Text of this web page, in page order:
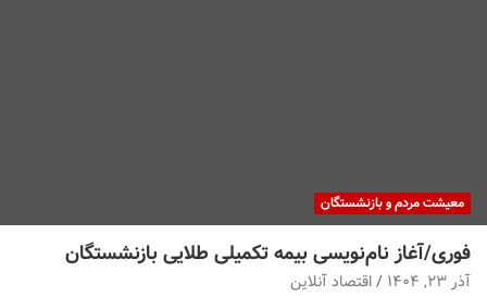
معیشت مردم و بازنشستگان
فوری/آغاز نام‌نویسی بیمه تکمیلی طلایی بازنشستگان
آذر ۲۳, ۱۴۰۴ اقتصاد آنلاین